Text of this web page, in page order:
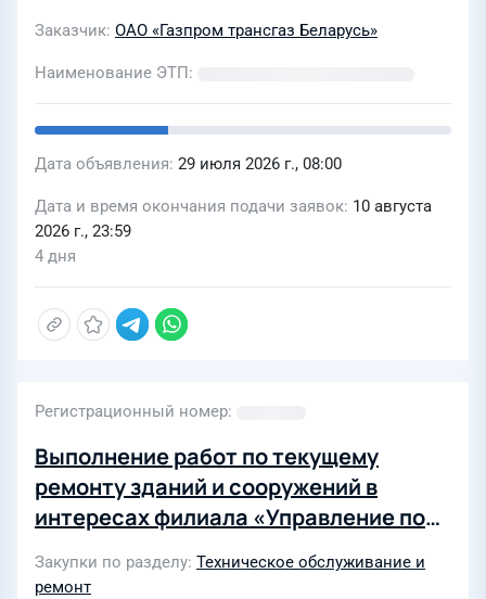
Заказчик ОАО «Газпром трансгаз Беларусь»
Наименование ЭТП
Дата объявления 29 июля 2026 г., 08:00
Дата и время окончания подачи заявок 10 августа
2026 г., 23:59
4 дня
Регистрационный номер
Выполнение работ по текущему
ремонту зданий и сооружений в
интересах филиала «Управление по
эксплуатации зданий и сооружений
ОАО Газпром трансгаз Беларусь в
Закупки по разделу Техническое обслуживание и
ремонт